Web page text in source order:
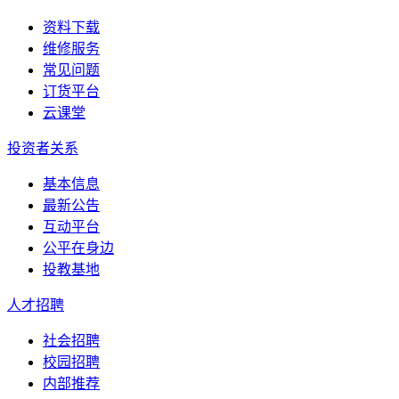
资料下载
维修服务
常见问题
订货平台
云课堂
投资者关系
基本信息
最新公告
互动平台
公平在身边
投教基地
人才招聘
社会招聘
校园招聘
内部推荐